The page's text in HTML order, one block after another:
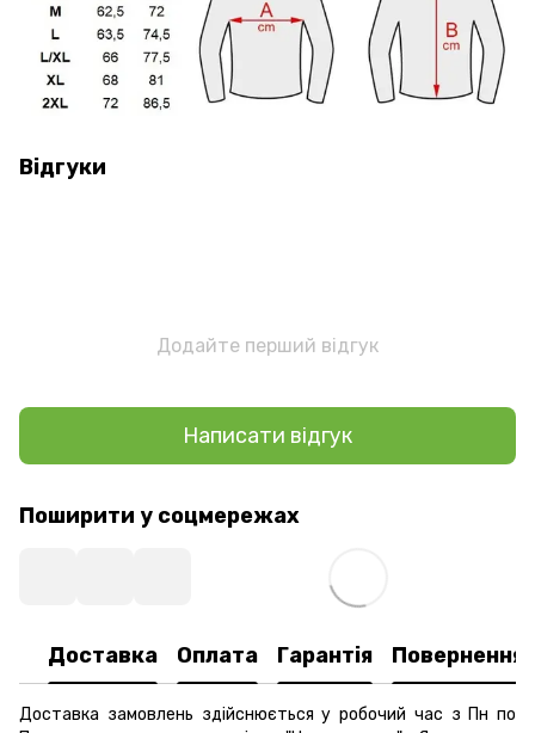
Відгуки
Додайте перший відгук
Написати відгук
Поширити у соцмережах
Доставка Оплата Гарантія Повернення
Доставка замовлень здійснюється у робочий час з Пн по